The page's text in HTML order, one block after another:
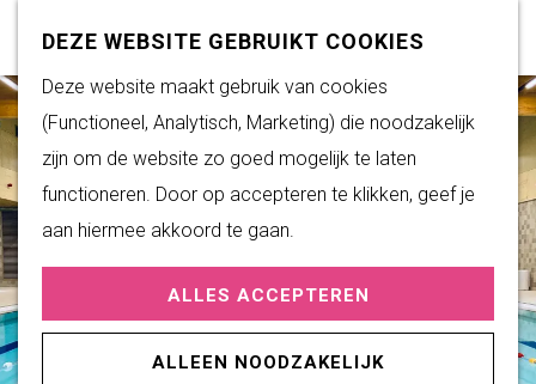
DEZE WEBSITE GEBRUIKT COOKIES
Deze website maakt gebruik van cookies
(Functioneel, Analytisch, Marketing) die noodzakelijk
zijn om de website zo goed mogelijk te laten
functioneren. Door op accepteren te klikken, geef je
aan hiermee akkoord te gaan.
ALLES ACCEPTEREN
ALLEEN NOODZAKELIJK
G
a
n
a
a
r
d
e
h
K
Z
e
k
M
e
DUURZAAM WONEN
Duurzame initiatieven
Fairtrade Gemeente
Het Energieloket
PRAKTISCHE
INFORMATIE
Verenigingen